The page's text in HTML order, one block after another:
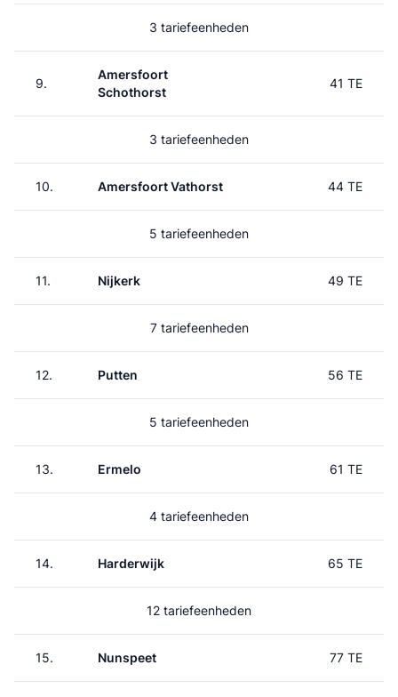
3 tariefeenheden
9.
Amersfoort
Schothorst
41 TE
3 tariefeenheden
10. Amersfoort Vathorst 44 TE
5 tariefeenheden
11. Nijkerk 49 TE
7 tariefeenheden
12. Putten 56 TE
5 tariefeenheden
13. Ermelo 61 TE
4 tariefeenheden
14. Harderwijk 65 TE
12 tariefeenheden
15. Nunspeet 77 TE